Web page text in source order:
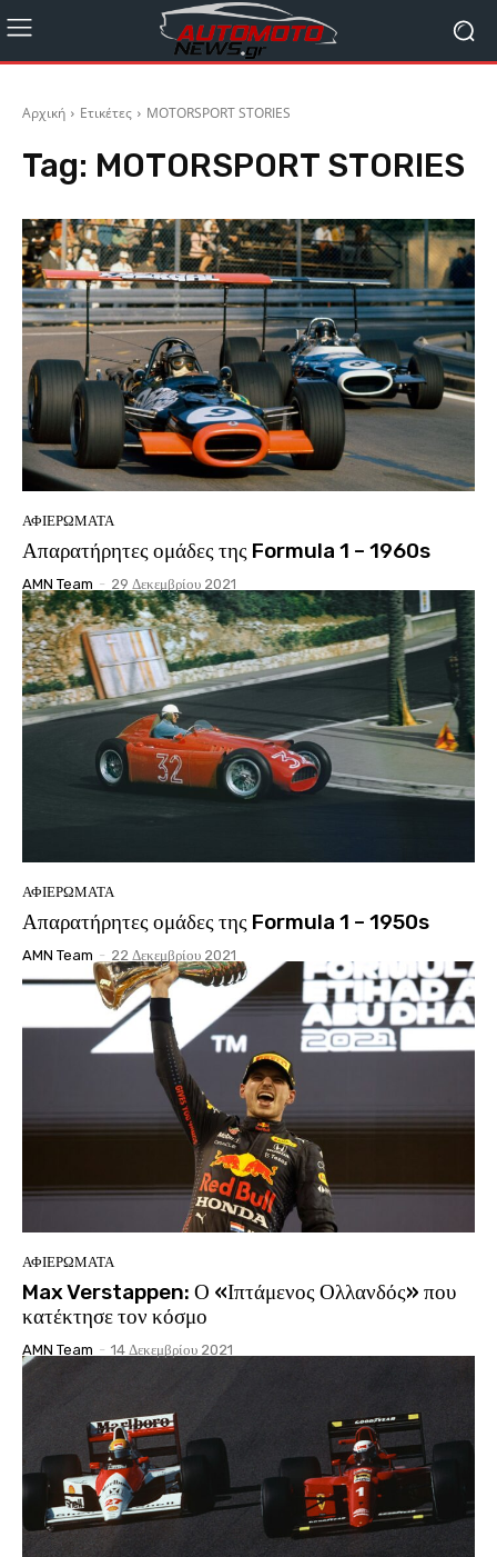
Αρχική Ετικέτες MOTORSPORT STORIES
Tag: MOTORSPORT STORIES
ΑΦΙΕΡΩΜΑΤΑ
Απαρατήρητες ομάδες της Formula 1 – 1960s
AMN Team - 29 Δεκεμβρίου 2021
ΑΦΙΕΡΩΜΑΤΑ
Απαρατήρητες ομάδες της Formula 1 – 1950s
AMN Team - 22 Δεκεμβρίου 2021
ΑΦΙΕΡΩΜΑΤΑ
Max Verstappen: Ο «Ιπτάμενος Ολλανδός» που
κατέκτησε τον κόσμο
AMN Team - 14 Δεκεμβρίου 2021